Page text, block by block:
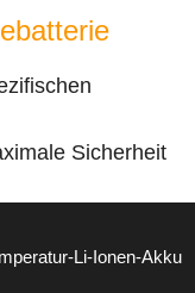
Sicherheit
Li-Ionen-Akku